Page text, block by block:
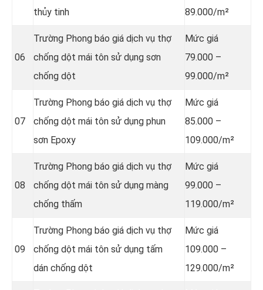
thủy tinh
89.000/m²
06
Trường Phong báo giá dịch vụ thợ
chống dột mái tôn sử dụng sơn
chống dột
Mức giá
79.000 –
99.000/m²
07
Trường Phong báo giá dịch vụ thợ
chống dột mái tôn sử dụng phun
sơn Epoxy
Mức giá
85.000 –
109.000/m²
08
Trường Phong báo giá dịch vụ thợ
chống dột mái tôn sử dụng màng
chống thấm
Mức giá
99.000 –
119.000/m²
09
Trường Phong báo giá dịch vụ thợ
chống dột mái tôn sử dụng tấm
dán chống dột
Mức giá
109.000 –
129.000/m²